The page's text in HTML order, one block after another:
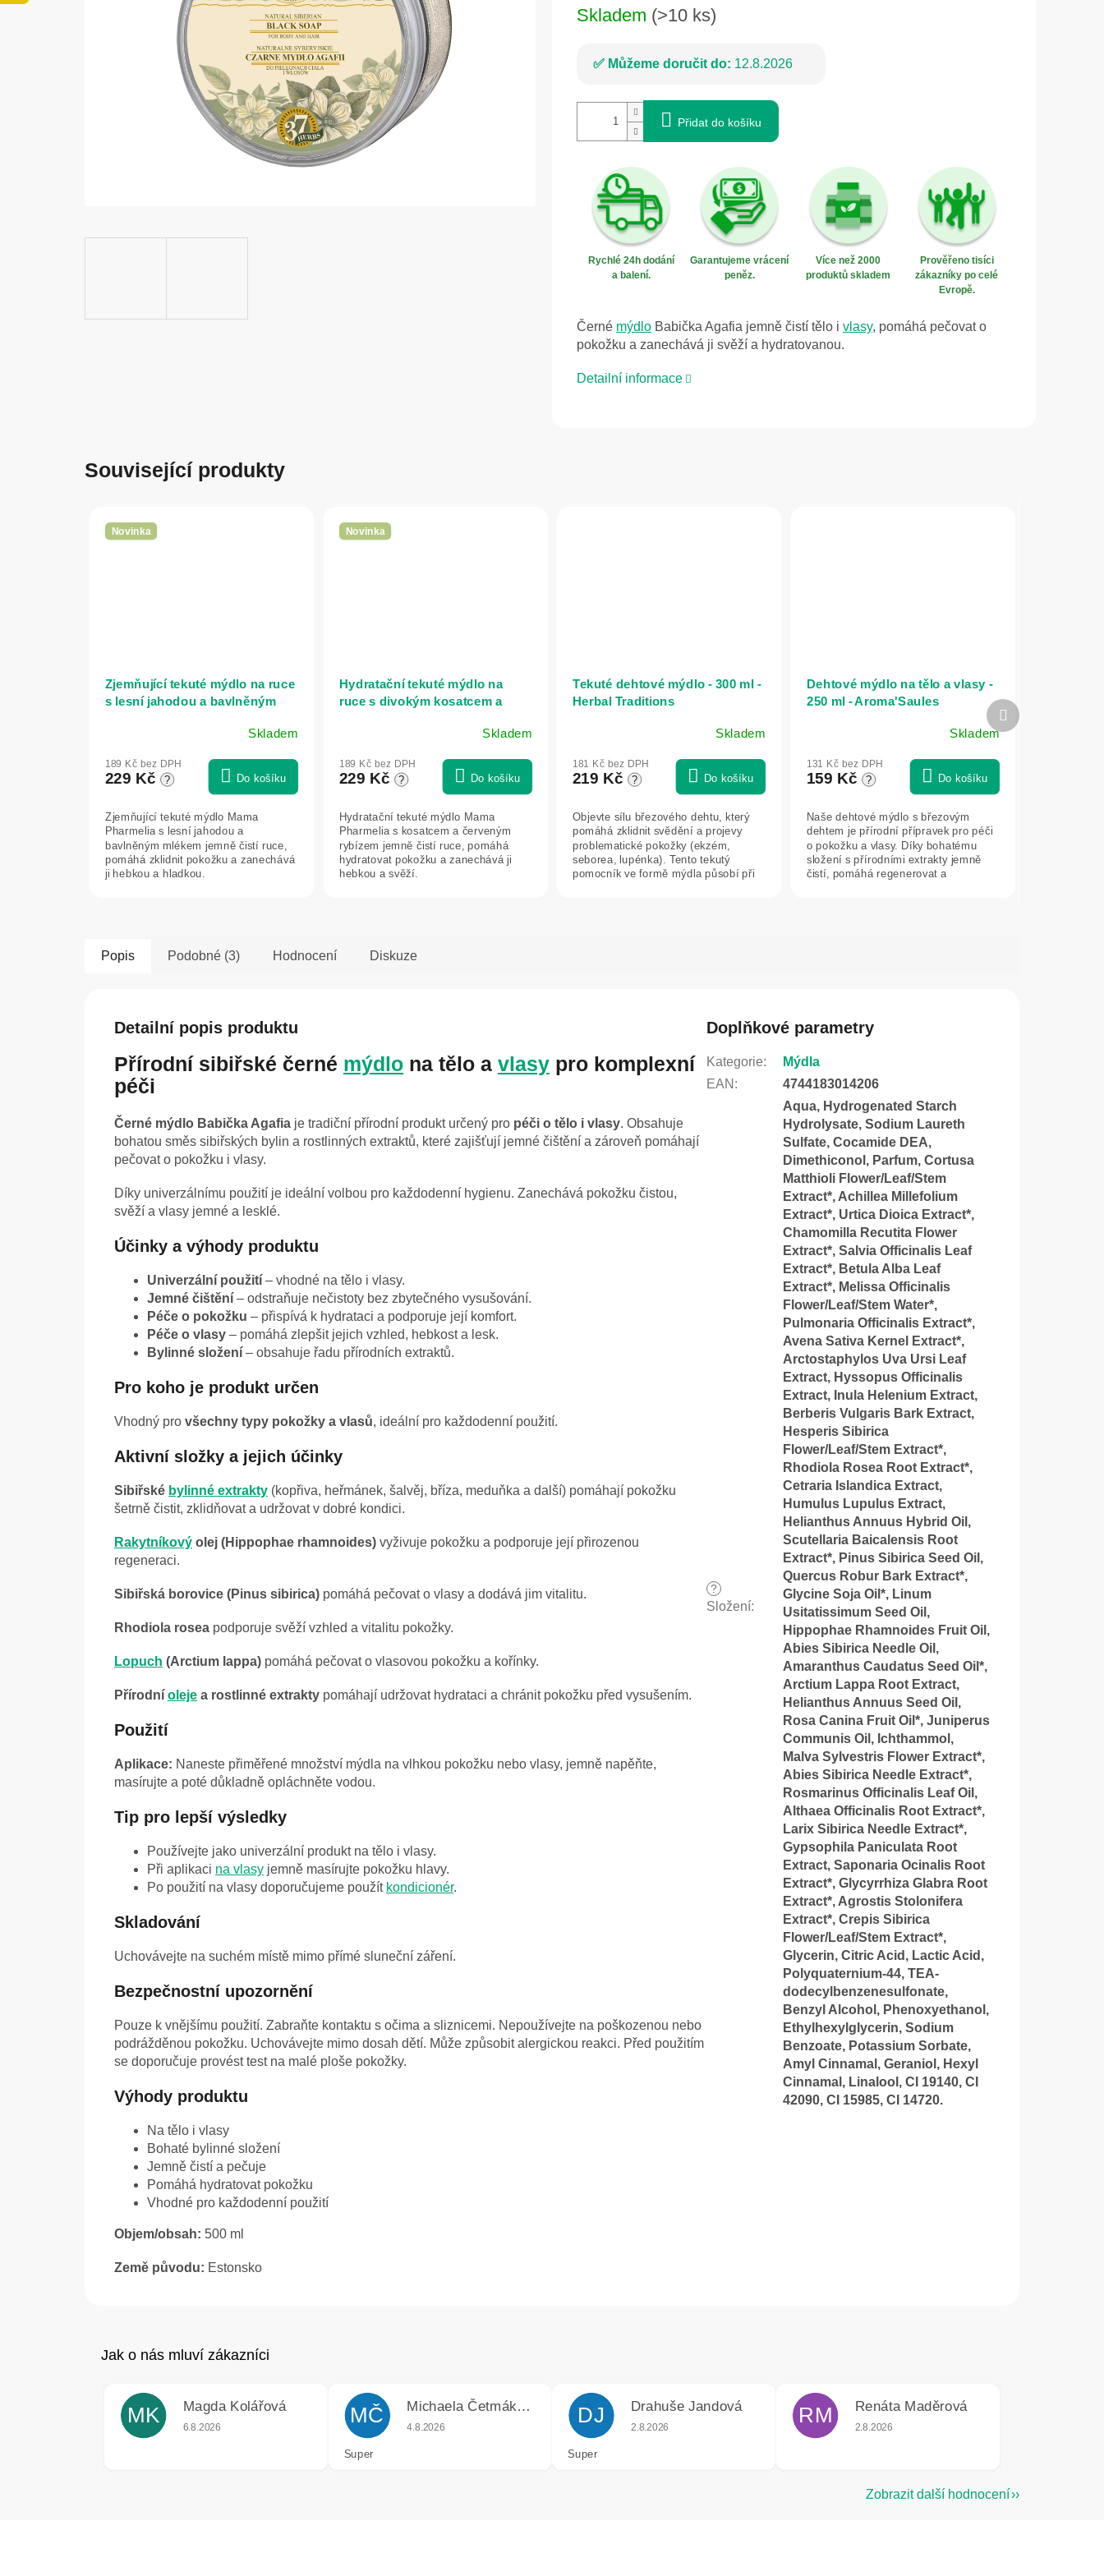
Skladem (>10 ks)
Můžeme doručit do: 12.8.2026
Přidat do košíku
Rychlé 24h dodání
a balení.
Garantujeme vrácení
peněz.
Více než 2000
produktů skladem
Prověřeno tisíci
zákazníky po celé
Evropě.
Černé mýdlo Babička Agafia jemně čistí tělo i vlasy, pomáhá pečovat o
pokožku a zanechává ji svěží a hydratovanou.
Detailní informace
Související produkty
Novinka
Zjemňující tekuté mýdlo na ruce
s lesní jahodou a bavlněným
Skladem
189 Kč bez DPH
229 Kč ? Do košíku
Zjemňující tekuté mýdlo Mama
Pharmelia s lesní jahodou a
bavlněným mlékem jemně čistí ruce,
pomáhá zklidnit pokožku a zanechává
ji hebkou a hladkou.
Novinka
Hydratační tekuté mýdlo na
ruce s divokým kosatcem a
Skladem
189 Kč bez DPH
229 Kč ? Do košíku
Hydratační tekuté mýdlo Mama
Pharmelia s kosatcem a červeným
rybízem jemně čistí ruce, pomáhá
hydratovat pokožku a zanechává ji
hebkou a svěží.
Tekuté dehtové mýdlo - 300 ml -
Herbal Traditions
Skladem
181 Kč bez DPH
219 Kč ? Do košíku
Objevte sílu březového dehtu, který
pomáhá zklidnit svědění a projevy
problematické pokožky (ekzém,
seborea, lupénka). Tento tekutý
pomocník ve formě mýdla působí při
Dehtové mýdlo na tělo a vlasy -
250 ml - Aroma'Saules
produktu
z
5
hvězdiček.
Skladem
131 Kč bez DPH
159 Kč ? Do košíku
Naše dehtové mýdlo s březovým
dehtem je přírodní přípravek pro péči
o pokožku a vlasy. Díky bohatému
složení s přírodními extrakty jemně
čistí, pomáhá regenerovat a
Další
produkt
Popis Podobné (3) Hodnocení Diskuze
Detailní popis produktu
Přírodní sibiřské černé mýdlo na tělo a vlasy pro komplexní
péči
Černé mýdlo Babička Agafia je tradiční přírodní produkt určený pro péči o tělo i vlasy. Obsahuje
bohatou směs sibiřských bylin a rostlinných extraktů, které zajišťují jemné čištění a zároveň pomáhají
pečovat o pokožku i vlasy.
Díky univerzálnímu použití je ideální volbou pro každodenní hygienu. Zanechává pokožku čistou,
svěží a vlasy jemné a lesklé.
Účinky a výhody produktu
Univerzální použití – vhodné na tělo i vlasy.
Jemné čištění – odstraňuje nečistoty bez zbytečného vysušování.
Péče o pokožku – přispívá k hydrataci a podporuje její komfort.
Péče o vlasy – pomáhá zlepšit jejich vzhled, hebkost a lesk.
Bylinné složení – obsahuje řadu přírodních extraktů.
Pro koho je produkt určen
Vhodný pro všechny typy pokožky a vlasů, ideální pro každodenní použití.
Aktivní složky a jejich účinky
Sibiřské bylinné extrakty (kopřiva, heřmánek, šalvěj, bříza, meduňka a další) pomáhají pokožku
šetrně čistit, zklidňovat a udržovat v dobré kondici.
Rakytníkový olej (Hippophae rhamnoides) vyživuje pokožku a podporuje její přirozenou
regeneraci.
Sibiřská borovice (Pinus sibirica) pomáhá pečovat o vlasy a dodává jim vitalitu.
Rhodiola rosea podporuje svěží vzhled a vitalitu pokožky.
Lopuch (Arctium lappa) pomáhá pečovat o vlasovou pokožku a kořínky.
Přírodní oleje a rostlinné extrakty pomáhají udržovat hydrataci a chránit pokožku před vysušením.
Použití
Aplikace: Naneste přiměřené množství mýdla na vlhkou pokožku nebo vlasy, jemně napěňte,
masírujte a poté důkladně opláchněte vodou.
Tip pro lepší výsledky
Používejte jako univerzální produkt na tělo i vlasy.
Při aplikaci na vlasy jemně masírujte pokožku hlavy.
Po použití na vlasy doporučujeme použít kondicionér.
Skladování
Uchovávejte na suchém místě mimo přímé sluneční záření.
Bezpečnostní upozornění
Pouze k vnějšímu použití. Zabraňte kontaktu s očima a sliznicemi. Nepoužívejte na poškozenou nebo
podrážděnou pokožku. Uchovávejte mimo dosah dětí. Může způsobit alergickou reakci. Před použitím
se doporučuje provést test na malé ploše pokožky.
Výhody produktu
Na tělo i vlasy
Bohaté bylinné složení
Jemně čistí a pečuje
Pomáhá hydratovat pokožku
Vhodné pro každodenní použití
Objem/obsah: 500 ml
Země původu: Estonsko
Doplňkové parametry
Kategorie:
Mýdla
EAN : 4744183014206
?
Složení:
Aqua, Hydrogenated Starch
Hydrolysate, Sodium Laureth
Sulfate, Cocamide DEA,
Dimethiconol, Parfum, Cortusa
Matthioli Flower/Leaf/Stem
Extract*, Achillea Millefolium
Extract*, Urtica Dioica Extract*,
Chamomilla Recutita Flower
Extract*, Salvia Officinalis Leaf
Extract*, Betula Alba Leaf
Extract*, Melissa Officinalis
Flower/Leaf/Stem Water*,
Pulmonaria Officinalis Extract*,
Avena Sativa Kernel Extract*,
Arctostaphylos Uva Ursi Leaf
Extract, Hyssopus Officinalis
Extract, Inula Helenium Extract,
Berberis Vulgaris Bark Extract,
Hesperis Sibirica
Flower/Leaf/Stem Extract*,
Rhodiola Rosea Root Extract*,
Cetraria Islandica Extract,
Humulus Lupulus Extract,
Helianthus Annuus Hybrid Oil,
Scutellaria Baicalensis Root
Extract*, Pinus Sibirica Seed Oil,
Quercus Robur Bark Extract*,
Glycine Soja Oil*, Linum
Usitatissimum Seed Oil,
Hippophae Rhamnoides Fruit Oil,
Abies Sibirica Needle Oil,
Amaranthus Caudatus Seed Oil*,
Arctium Lappa Root Extract,
Helianthus Annuus Seed Oil,
Rosa Canina Fruit Oil*, Juniperus
Communis Oil, Ichthammol,
Malva Sylvestris Flower Extract*,
Abies Sibirica Needle Extract*,
Rosmarinus Officinalis Leaf Oil,
Althaea Officinalis Root Extract*,
Larix Sibirica Needle Extract*,
Gypsophila Paniculata Root
Extract, Saponaria Ocinalis Root
Extract*, Glycyrrhiza Glabra Root
Extract*, Agrostis Stolonifera
Extract*, Crepis Sibirica
Flower/Leaf/Stem Extract*,
Glycerin, Citric Acid, Lactic Acid,
Polyquaternium-44, TEA-
dodecylbenzenesulfonate,
Benzyl Alcohol, Phenoxyethanol,
Ethylhexylglycerin, Sodium
Benzoate, Potassium Sorbate,
Amyl Cinnamal, Geraniol, Hexyl
Cinnamal, Linalool, CI 19140, CI
42090, CI 15985, CI 14720.
MK Magda Kolářová
Hodnocení obchodu je 5 z 5 hvězdiček.
6.8.2026 MČ Michaela Četmáková
Hodnocení obchodu je 5 z 5 hvězdiček.
4.8.2026
Super
DJ Drahuše Jandová
Hodnocení obchodu je 5 z 5 hvězdiček.
2.8.2026
Super
RM Renáta Maděrová
Hodnocení obchodu je 5 z 5 hvězdiček.
2.8.2026
Zobrazit další hodnocení